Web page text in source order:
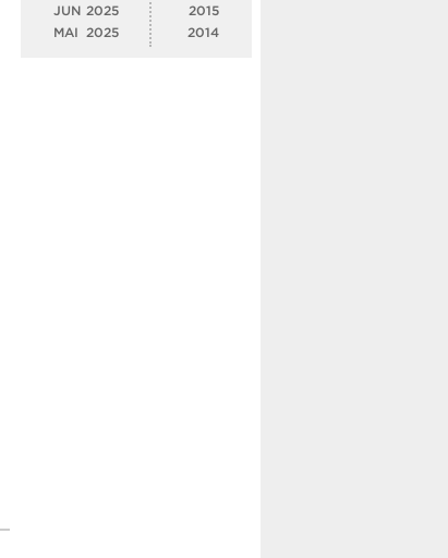
JUN 2025
MAI
2025
2015
2014